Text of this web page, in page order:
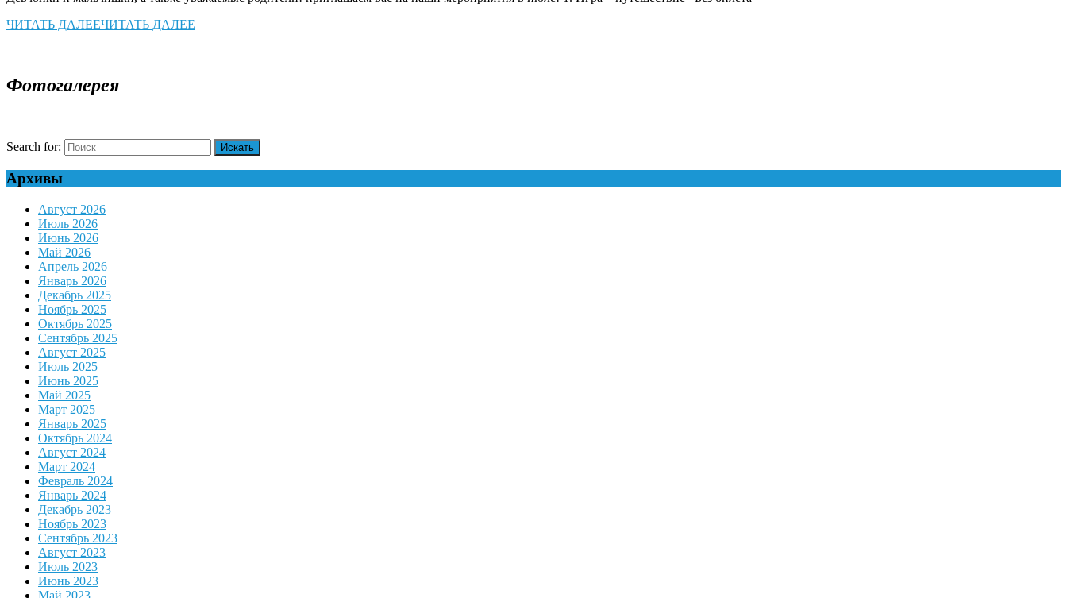
ЧИТАТЬ ДАЛЕЕЧИТАТЬ ДАЛЕЕ
Фотогалерея
Search for:
Архивы
Август 2026
Июль 2026
Июнь 2026
Май 2026
Апрель 2026
Январь 2026
Декабрь 2025
Ноябрь 2025
Октябрь 2025
Сентябрь 2025
Август 2025
Июль 2025
Июнь 2025
Май 2025
Март 2025
Январь 2025
Октябрь 2024
Август 2024
Март 2024
Февраль 2024
Январь 2024
Декабрь 2023
Ноябрь 2023
Сентябрь 2023
Август 2023
Июль 2023
Июнь 2023